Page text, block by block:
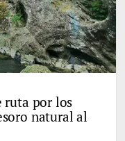
ruta por los
natural al